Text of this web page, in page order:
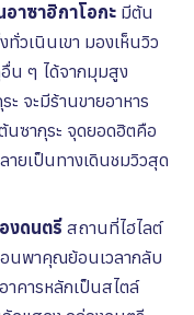
อาซาฮิกาโอกะ มีต้น
วเนินเขา มองเห็นวิว
น ๆ ได้จากมุมสูง
ะ จะมีร้านขายอาหาร
ซากุระ จุดยอดฮิตคือ
ายเป็นทางเดินชมวิวสุด
งดนตรี สถานที่ไฮไลต์
นพาคุณย้อนเวลากลับ
าคารหลักเป็นสไตล์